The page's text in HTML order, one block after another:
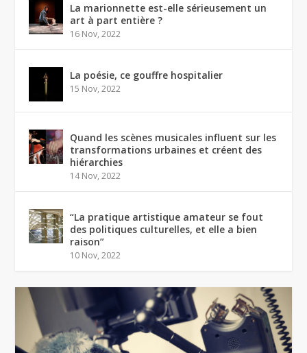
La marionnette est-elle sérieusement un
art à part entière ?
16 Nov, 2022
La poésie, ce gouffre hospitalier
15 Nov, 2022
Quand les scènes musicales influent sur les
transformations urbaines et créent des
hiérarchies
14 Nov, 2022
“La pratique artistique amateur se fout
des politiques culturelles, et elle a bien
raison”
10 Nov, 2022